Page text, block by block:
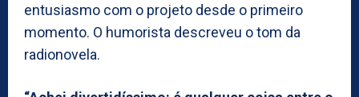
entusiasmo com o projeto desde o primeiro
momento. O humorista descreveu o tom da
radionovela.